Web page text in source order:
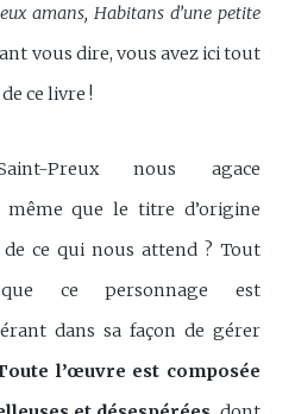
amans, Habitans d’une petite
vous dire, vous avez ici tout
ce livre !
Preux nous agace
que le titre d’origine
ce qui nous attend ? Tout
ce personnage est
dans sa façon de gérer
l’œuvre est composée